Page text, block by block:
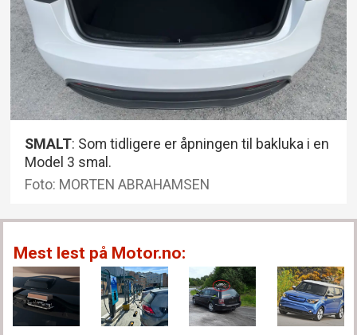
SMALT: Som tidligere er åpningen til bakluka i en
Model 3 smal.
Foto: MORTEN ABRAHAMSEN
Mest lest på Motor.no: